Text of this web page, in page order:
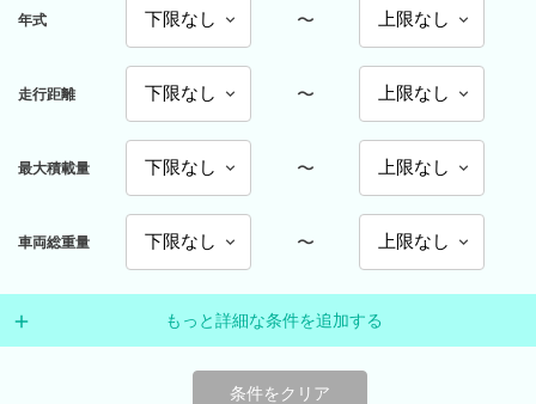
年式 〜
走行距離 〜
最大積載量 〜
車両総重量 〜
もっと詳細な条件を追加する
条件をクリア